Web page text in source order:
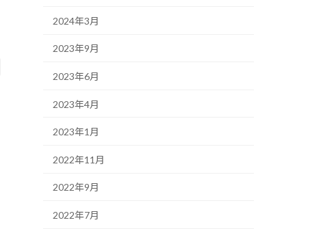
2024年3月
2023年9月
2023年6月
2023年4月
2023年1月
2022年11月
2022年9月
2022年7月